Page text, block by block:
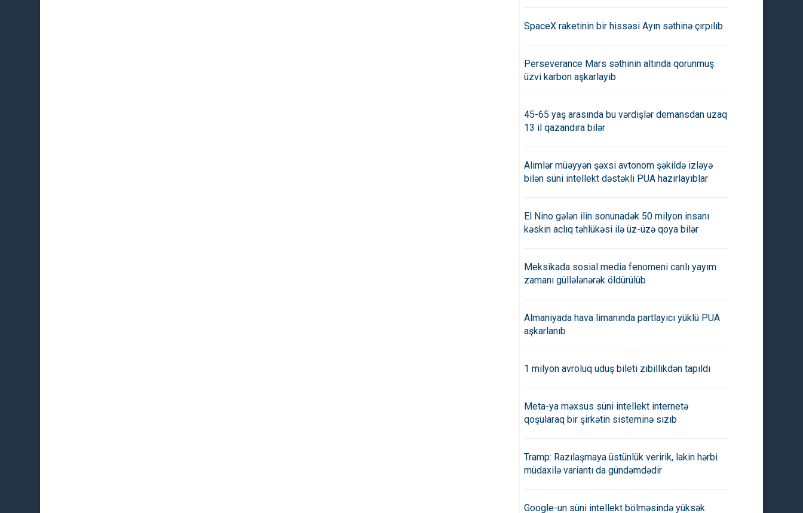
SpaceX raketinin bir hissəsi Ayın səthinə çırpılıb
Perseverance Mars səthinin altında qorunmuş
üzvi karbon aşkarlayıb
45-65 yaş arasında bu vərdişlər demansdan uzaq
13 il qazandıra bilər
Alimlər müəyyən şəxsi avtonom şəkildə izləyə
bilən süni intellekt dəstəkli PUA hazırlayıblar
El Nino gələn ilin sonunadək 50 milyon insanı
kəskin aclıq təhlükəsi ilə üz-üzə qoya bilər
Meksikada sosial media fenomeni canlı yayım
zamanı güllələnərək öldürülüb
Almaniyada hava limanında partlayıcı yüklü PUA
aşkarlanıb
1 milyon avroluq uduş bileti zibillikdən tapıldı
Meta-ya məxsus süni intellekt internetə
qoşularaq bir şirkətin sisteminə sızıb
Tramp: Razılaşmaya üstünlük veririk, lakin hərbi
müdaxilə variantı da gündəmdədir
Google-un süni intellekt bölməsində yüksək